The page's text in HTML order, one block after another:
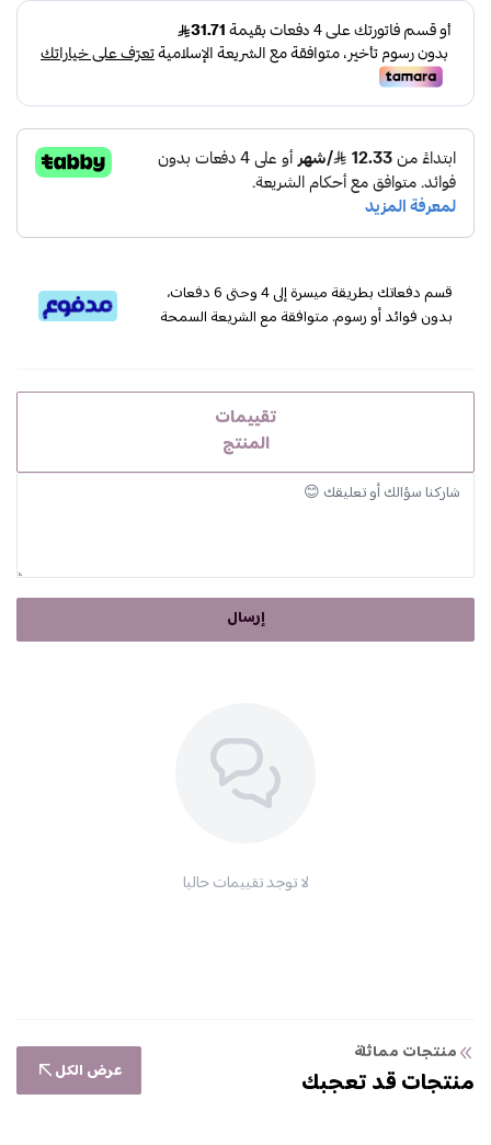
قسم دفعاتك بطريقة ميسرة إلى 4 وحتى 6 دفعات،
بدون فوائد أو رسوم. متوافقة مع الشريعة السمحة
تقييمات
المنتج
إرسال
لا توجد تقييمات حاليا
منتجات مماثلة
منتجات قد تعجبك عرض الكل